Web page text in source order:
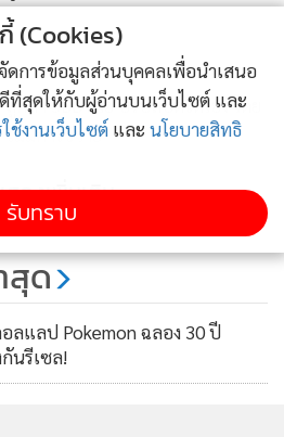
ลูกค้า 3BB มีเฮ ปรับสปีดได้เอง โดย
ไม่มีค่าใช้จ่าย
"ชาตรี" ยิ้มแก้มฉีก "วัน แชมเปียน
ชิพ" ยอดผู้ชมทั่วโลกทะลัก 85 ล้าน
คน
ดงเพิ่มเติม
สุด
ลแลป Pokemon ฉลอง 30 ปี
นรีเซล!
(Cookies)
ดการข้อมูลส่วนบุคคลเพื่อนำเสนอ
สุดให้กับผู้อ่านบนเว็บไซต์ และ
ช้งานเว็บไซต์ และ นโยบายสิทธิ
รับทราบ